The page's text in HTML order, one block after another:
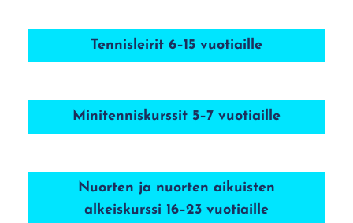
Tennisleirit 6–15 vuotiaille
Minitenniskurssit 5–7 vuotiaille
Nuorten ja nuorten aikuisten
alkeiskurssi 16–23 vuotiaille